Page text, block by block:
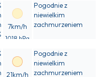
7km/h
1018 hPa
Pogodnie z
niewielkim
zachmurzeniem
21km/h
Pogodnie z
niewielkim
zachmurzeniem